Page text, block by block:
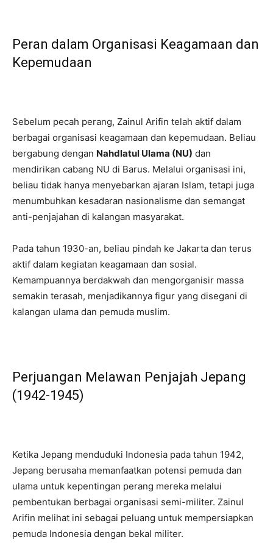
Peran dalam Organisasi Keagamaan dan
Kepemudaan
Sebelum pecah perang, Zainul Arifin telah aktif dalam
berbagai organisasi keagamaan dan kepemudaan. Beliau
bergabung dengan Nahdlatul Ulama (NU) dan
mendirikan cabang NU di Barus. Melalui organisasi ini,
beliau tidak hanya menyebarkan ajaran Islam, tetapi juga
menumbuhkan kesadaran nasionalisme dan semangat
anti-penjajahan di kalangan masyarakat.
Pada tahun 1930-an, beliau pindah ke Jakarta dan terus
aktif dalam kegiatan keagamaan dan sosial.
Kemampuannya berdakwah dan mengorganisir massa
semakin terasah, menjadikannya figur yang disegani di
kalangan ulama dan pemuda muslim.
Perjuangan Melawan Penjajah Jepang
(1942-1945)
Ketika Jepang menduduki Indonesia pada tahun 1942,
Jepang berusaha memanfaatkan potensi pemuda dan
ulama untuk kepentingan perang mereka melalui
pembentukan berbagai organisasi semi-militer. Zainul
Arifin melihat ini sebagai peluang untuk mempersiapkan
pemuda Indonesia dengan bekal militer.